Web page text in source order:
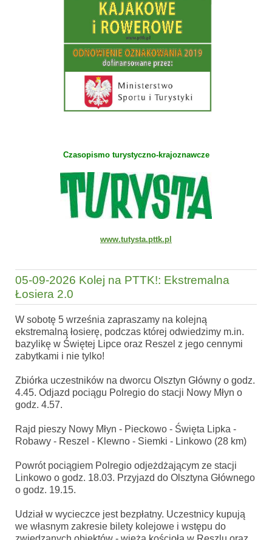
Czasopismo turystyczno-krajoznawcze
www.tutysta.pttk.pl
05-09-2026 Kolej na PTTK!: Ekstremalna
Łosiera 2.0
W sobotę 5 września zapraszamy na kolejną
ekstremalną łosierę, podczas której odwiedzimy m.in.
bazylikę w Świętej Lipce oraz Reszel z jego cennymi
zabytkami i nie tylko!
Zbiórka uczestników na dworcu Olsztyn Główny o godz.
4.45. Odjazd pociągu Polregio do stacji Nowy Młyn o
godz. 4.57.
Rajd pieszy Nowy Młyn - Pieckowo - Święta Lipka -
Robawy - Reszel - Klewno - Siemki - Linkowo (28 km)
Powrót pociągiem Polregio odjeżdżającym ze stacji
Linkowo o godz. 18.03. Przyjazd do Olsztyna Głównego
o godz. 19.15.
Udział w wycieczce jest bezpłatny. Uczestnicy kupują
we własnym zakresie bilety kolejowe i wstępu do